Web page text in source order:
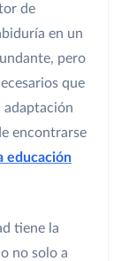
de
en un
pero
que
adaptación
encontrarse
educación
tiene la
no solo a